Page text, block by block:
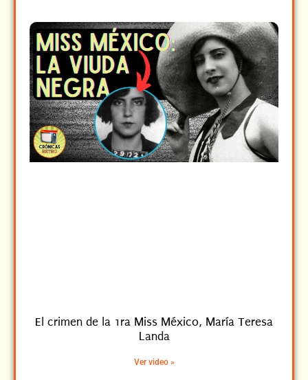
El crimen de la 1ra Miss México, María Teresa
Landa
Ver video »